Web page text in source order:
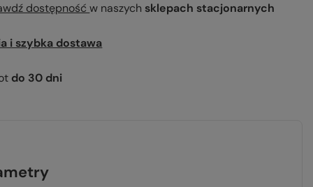
dostępnośćw naszych sklepach stacjonarnych
i szybka dostawa
do 30 dni